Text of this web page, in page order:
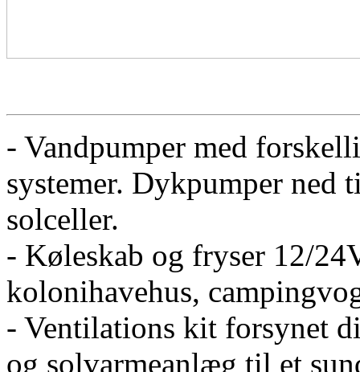
- Vandpumper med
systemer. Dykpumper ned
solceller.
- Køleskab og fryser 12/
kolonihavehus,
- Ventilations kit forsynet
og solvarmeanlæg til et